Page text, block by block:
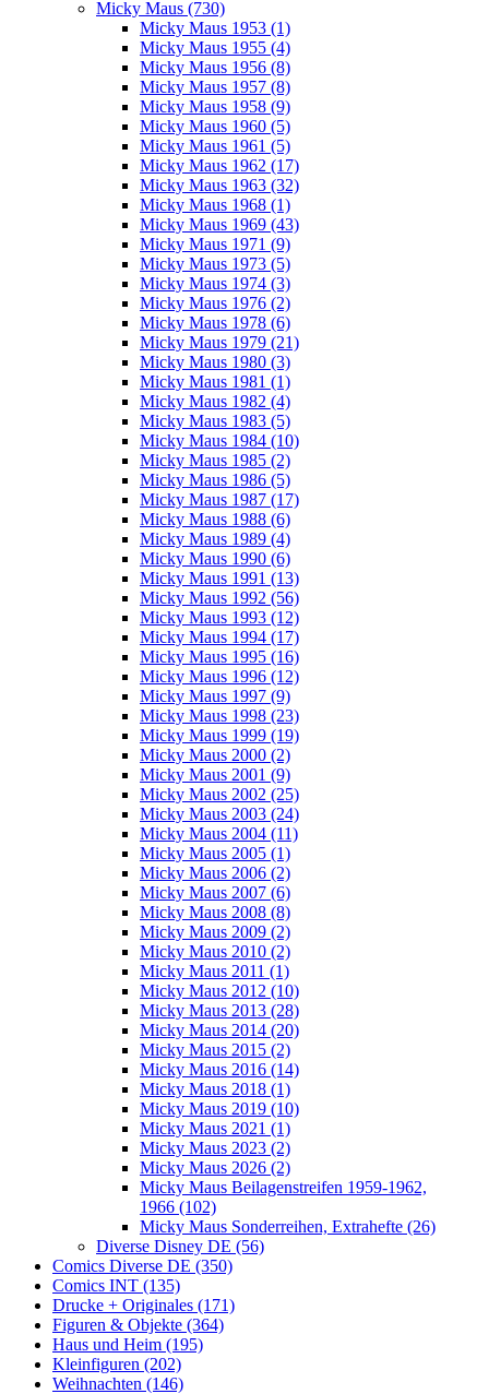
Micky Maus (730)
Micky Maus 1953 (1)
Micky Maus 1955 (4)
Micky Maus 1956 (8)
Micky Maus 1957 (8)
Micky Maus 1958 (9)
Micky Maus 1960 (5)
Micky Maus 1961 (5)
Micky Maus 1962 (17)
Micky Maus 1963 (32)
Micky Maus 1968 (1)
Micky Maus 1969 (43)
Micky Maus 1971 (9)
Micky Maus 1973 (5)
Micky Maus 1974 (3)
Micky Maus 1976 (2)
Micky Maus 1978 (6)
Micky Maus 1979 (21)
Micky Maus 1980 (3)
Micky Maus 1981 (1)
Micky Maus 1982 (4)
Micky Maus 1983 (5)
Micky Maus 1984 (10)
Micky Maus 1985 (2)
Micky Maus 1986 (5)
Micky Maus 1987 (17)
Micky Maus 1988 (6)
Micky Maus 1989 (4)
Micky Maus 1990 (6)
Micky Maus 1991 (13)
Micky Maus 1992 (56)
Micky Maus 1993 (12)
Micky Maus 1994 (17)
Micky Maus 1995 (16)
Micky Maus 1996 (12)
Micky Maus 1997 (9)
Micky Maus 1998 (23)
Micky Maus 1999 (19)
Micky Maus 2000 (2)
Micky Maus 2001 (9)
Micky Maus 2002 (25)
Micky Maus 2003 (24)
Micky Maus 2004 (11)
Micky Maus 2005 (1)
Micky Maus 2006 (2)
Micky Maus 2007 (6)
Micky Maus 2008 (8)
Micky Maus 2009 (2)
Micky Maus 2010 (2)
Micky Maus 2011 (1)
Micky Maus 2012 (10)
Micky Maus 2013 (28)
Micky Maus 2014 (20)
Micky Maus 2015 (2)
Micky Maus 2016 (14)
Micky Maus 2018 (1)
Micky Maus 2019 (10)
Micky Maus 2021 (1)
Micky Maus 2023 (2)
Micky Maus 2026 (2)
Micky Maus Beilagenstreifen 1959-1962,
1966 (102)
Micky Maus Sonderreihen, Extrahefte (26)
Diverse Disney DE (56)
Comics Diverse DE (350)
Comics INT (135)
Drucke + Originales (171)
Figuren & Objekte (364)
Haus und Heim (195)
Kleinfiguren (202)
Weihnachten (146)